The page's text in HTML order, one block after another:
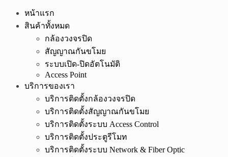
หน้าแรก
สินค้าทั้งหมด
กล้องวงจรปิด
สัญญาณกันขโมย
ระบบเปิด-ปิดอัตโนมัติ
Access Point
บริการของเรา
บริการติดตั้งกล้องวงจรปิด
บริการติดตั้งสัญญาณกันขโมย
บริการติดตั้งระบบ Access Control
บริการติดตั้งประตูรีโมท
บริการติดตั้งระบบ Network & Fiber Optic